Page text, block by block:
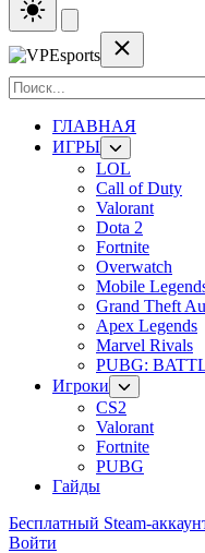
ГЛАВНАЯ
ИГРЫ
LOL
Call of Duty
Valorant
Dota 2
Fortnite
Overwatch
Mobile
Grand Theft
Apex Legends
Marvel Rivals
PUBG:
Игроки
CS2
Valorant
Fortnite
PUBG
Гайды
Бесплатный Steam-
Войти